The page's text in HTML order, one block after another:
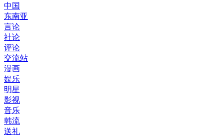
中国
东南亚
言论
社论
评论
交流站
漫画
娱乐
明星
影视
音乐
韩流
送礼